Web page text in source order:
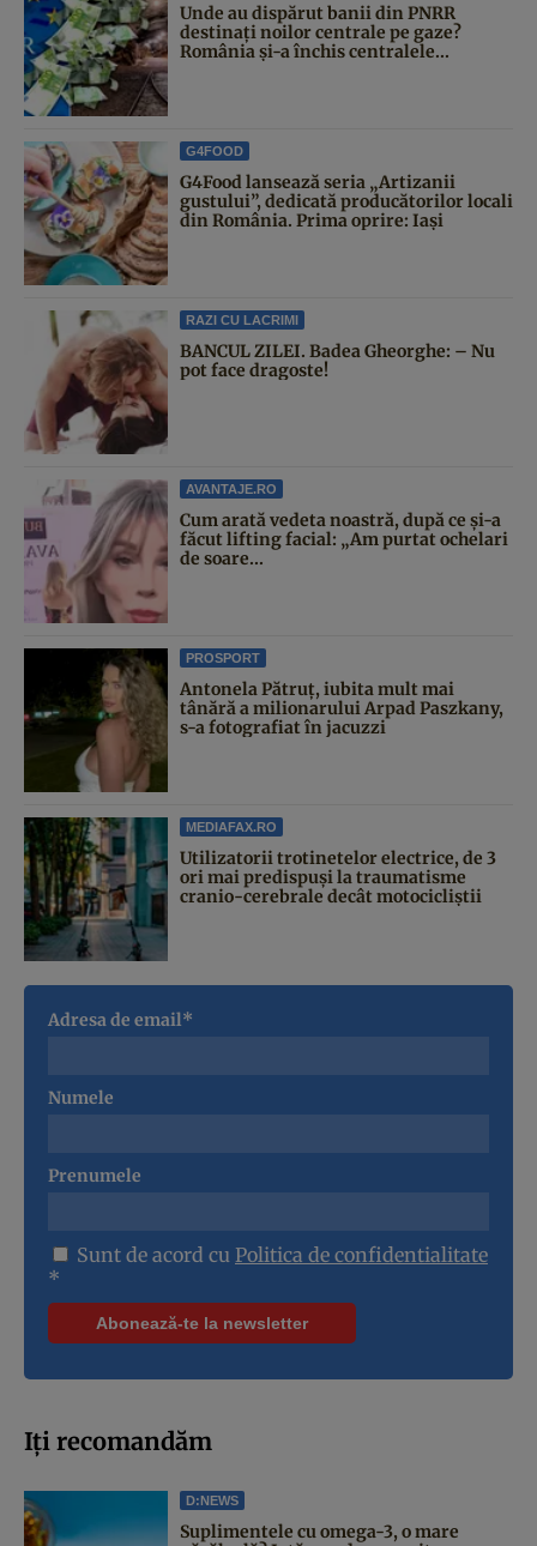
Unde au dispărut banii din PNRR
destinați noilor centrale pe gaze?
România și-a închis centralele...
G4FOOD
G4Food lansează seria „Artizanii
gustului”, dedicată producătorilor locali
din România. Prima oprire: Iași
RAZI CU LACRIMI
BANCUL ZILEI. Badea Gheorghe: – Nu
pot face dragoste!
AVANTAJE.RO
Cum arată vedeta noastră, după ce și-a
făcut lifting facial: „Am purtat ochelari
de soare...
PROSPORT
Antonela Pătruț, iubita mult mai
tânără a milionarului Arpad Paszkany,
s-a fotografiat în jacuzzi
MEDIAFAX.RO
Utilizatorii trotinetelor electrice, de 3
ori mai predispuși la traumatisme
cranio-cerebrale decât motocicliștii
Adresa de email*
Numele
Prenumele
Sunt de acord cu Politica de confidentialitate
*
Iți recomandăm
D:NEWS
Suplimentele cu omega-3, o mare